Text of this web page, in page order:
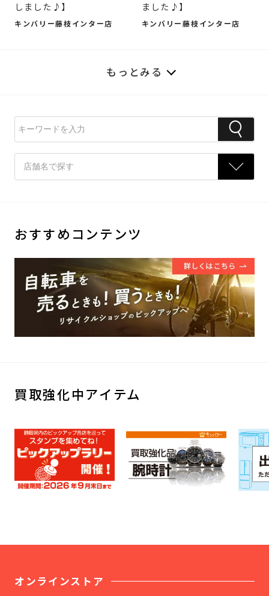
しました♪】
キンバリー藤枝インター店
ました♪】
キンバリー藤枝インター店
もっとみる
おすすめコンテンツ
買取強化中アイテム
オンラインストア